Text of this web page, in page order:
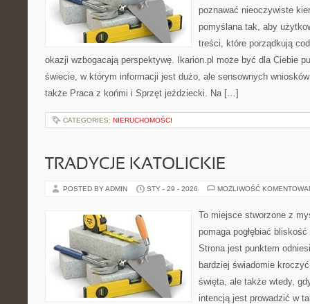
poznawać nieoczywiste
pomyślana tak, aby
treści, które porządkują
okazji wzbogacają perspektywę. Ikarion.pl może być dla Ciebie
świecie, w którym informacji jest dużo, ale sensownych
także Praca z końmi i Sprzęt jeździecki. Na […]
CATEGORIES: NIERUCHOMOŚCI
TRADYCJE KATOLICKIE
POSTED BY ADMIN STY - 29 - 2026 MOŻLIWOŚĆ
To miejsce stworzone z
pomaga pogłębiać
Strona jest punktem
bardziej świadomie
święta, ale także wtedy,
intencją jest prowadzić w